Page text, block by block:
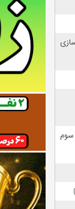
کتاب و حل المسائل پردازش سیگنالهای زمان گسسته اپنهایم ویرایش 3 سوم